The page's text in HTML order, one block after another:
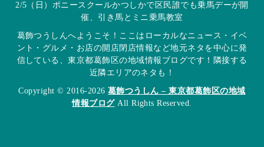
2/5（日）ポニースクールかつしかで区民誰でも乗馬デーが開
催、引き馬とミニ乗馬教室
葛飾つうしんへようこそ！ここはローカルなニュース・イベ
ント・グルメ・お店の開店閉店情報など地元ネタを中心に発
信している、東京都葛飾区の地域情報ブログです！隣接する
近隣エリアのネタも！
Copyright © 2016-2026 葛飾つうしん – 東京都葛飾区の地域
情報ブログAll Rights Reserved.